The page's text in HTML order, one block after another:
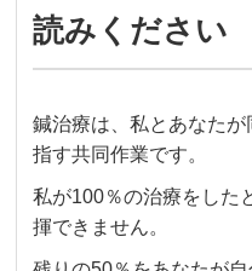
読みください
鍼治療は、私とあなたが
指す共同作業です。
私が100％の治療をした
揮できません。